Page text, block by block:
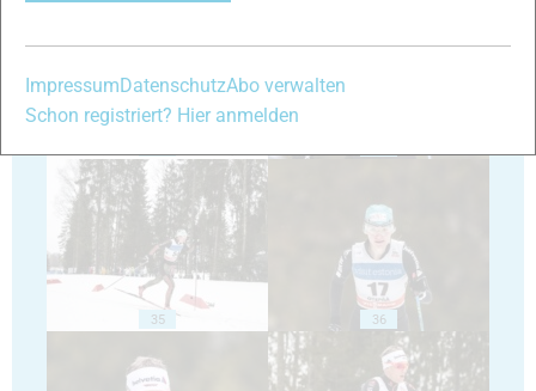
35 36
ImpressumDatenschutzAbo verwalten
Schon registriert? Hier anmelden